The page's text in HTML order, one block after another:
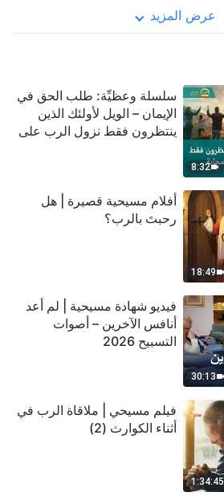
عرض المزيد
8:32
سلسلة وعظيِّة: طلب الحق في
الإيمان – الويل لأولئك الذين
ينتظرون فقط نزول الرب على
18:49
أفلام مسيحية قصيرة | هل
رحبتَ بالرب؟
30:13
فيديو شهادة مسيحية | لم أعد
أنافس الآخرين – أصوات
التسبيح 2026
1:34:45
فيلم مسيحي | ملاقاة الرب في
أثناء الكوارث (2)